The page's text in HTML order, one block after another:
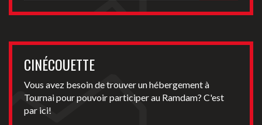
CINÉCOUETTE
Vous avez besoin de trouver un hébergement à
Tournai pour pouvoir participer au Ramdam? C'est
par ici!